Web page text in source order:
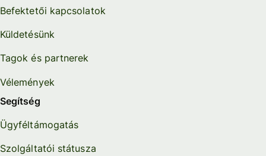
Befektetői kapcsolatok
Küldetésünk
Tagok és partnerek
Vélemények
Segítség
Ügyféltámogatás
Szolgáltatói státusza